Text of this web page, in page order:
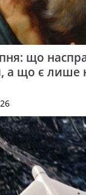
що
а що є лише